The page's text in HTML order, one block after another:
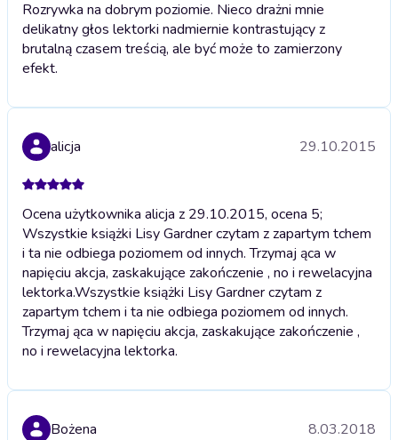
Rozrywka na dobrym poziomie. Nieco drażni mnie
delikatny głos lektorki nadmiernie kontrastujący z
brutalną czasem treścią, ale być może to zamierzony
efekt.
alicja 29.10.2015
Ocena użytkownika alicja z 29.10.2015, ocena 5;
Wszystkie książki Lisy Gardner czytam z zapartym tchem
i ta nie odbiega poziomem od innych. Trzymaj ąca w
napięciu akcja, zaskakujące zakończenie , no i rewelacyjna
lektorka.Wszystkie książki Lisy Gardner czytam z
zapartym tchem i ta nie odbiega poziomem od innych.
Trzymaj ąca w napięciu akcja, zaskakujące zakończenie ,
no i rewelacyjna lektorka.
Bożena 8.03.2018